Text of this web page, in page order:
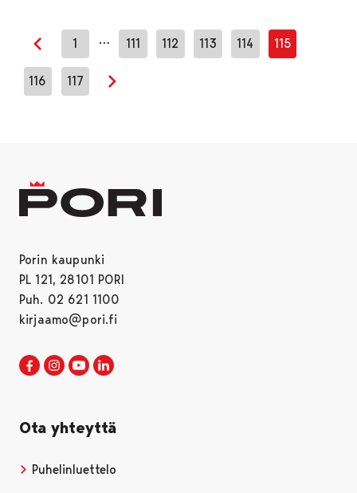
Edellinen sivu
1 … 111 112 113 114 115
116 117
Porin kaupunki
PL 121, 28101 PORI
Puh. 02 621 1100
kirjaamo@pori.fi
Porin kaupunki Facebookissa
Avautuu uudessa välilehdessä
Porin kaupunki Instagramissa
Avautuu uudessa välilehdessä
Porin kaupunki Youtubessa
Avautuu uudessa välilehdessä
Ota yhteyttä
Puhelinluettelo